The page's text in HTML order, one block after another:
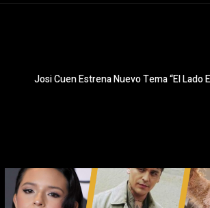
Josi Cuen Estrena Nuevo Tema “El Lado